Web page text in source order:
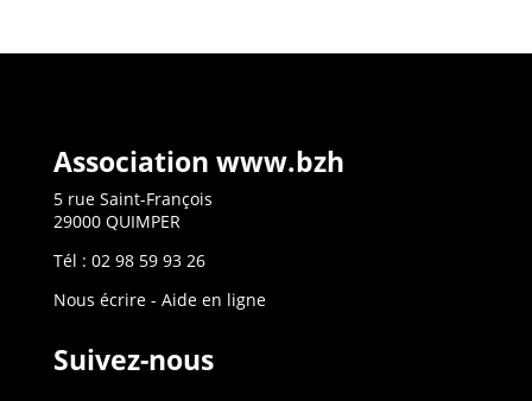
Association www.bzh
5 rue Saint-François
29000 QUIMPER
Tél : 02 98 59 93 26
Nous écrire - Aide en ligne
Suivez-nous